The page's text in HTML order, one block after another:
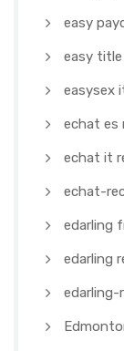
easy
easy title
easysex
echat es
echat it
echat-
edarling
edarling
edarling-